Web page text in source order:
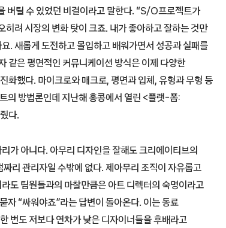
버틸 수 있었던 비결이라고 말한다. “S/O프로젝트가
려 시장의 변화 탓이 크죠. 내가 좋아하고 잘하는 것만
. 새롭게 도전하고 몰입하고 배워가면서 성공과 실패를
같은 평면적인 커뮤니케이션 방식은 이제 다양한
화했다. 마이크로와 매크로, 평면과 입체, 유형과 무형 등
의 방법론인데 지난해 홍콩에서 열린 <플랫-폼:
다.
가 아니다. 아무리 디자인을 잘해도 크리에이티브의
리 관리자일 수밖에 없다. 제아무리 조직이 자유롭고
도 팀원들과의 마찰만큼은 아트 디렉터의 숙명이라고
자 “싸워야죠”라는 답변이 돌아온다. 이는 동료
번도 저보다 연차가 낮은 디자이너들을 후배라고